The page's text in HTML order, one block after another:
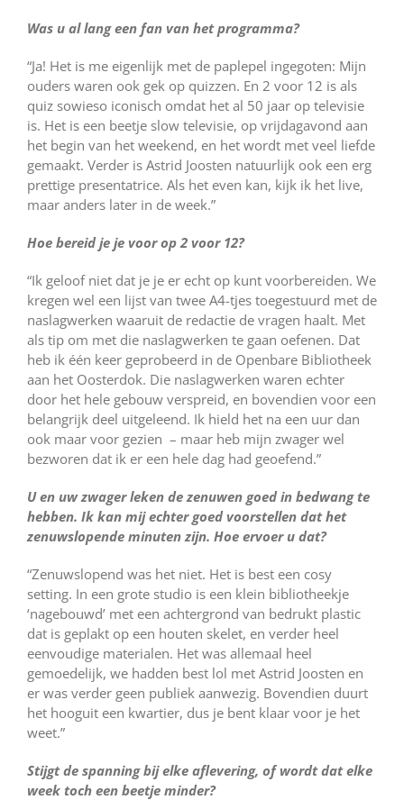
Was u al lang een fan van het programma?
“Ja! Het is me eigenlijk met de paplepel ingegoten: Mijn
ouders waren ook gek op quizzen. En 2 voor 12 is als
quiz sowieso iconisch omdat het al 50 jaar op televisie
is. Het is een beetje slow televisie, op vrijdagavond aan
het begin van het weekend, en het wordt met veel liefde
gemaakt. Verder is Astrid Joosten natuurlijk ook een erg
prettige presentatrice. Als het even kan, kijk ik het live,
maar anders later in de week.”
Hoe bereid je je voor op 2 voor 12?
“Ik geloof niet dat je je er echt op kunt voorbereiden. We
kregen wel een lijst van twee A4-tjes toegestuurd met de
naslagwerken waaruit de redactie de vragen haalt. Met
als tip om met die naslagwerken te gaan oefenen. Dat
heb ik één keer geprobeerd in de Openbare Bibliotheek
aan het Oosterdok. Die naslagwerken waren echter
door het hele gebouw verspreid, en bovendien voor een
belangrijk deel uitgeleend. Ik hield het na een uur dan
ook maar voor gezien – maar heb mijn zwager wel
bezworen dat ik er een hele dag had geoefend.”
U en uw zwager leken de zenuwen goed in bedwang te
hebben. Ik kan mij echter goed voorstellen dat het
zenuwslopende minuten zijn. Hoe ervoer u dat?
“Zenuwslopend was het niet. Het is best een cosy
setting. In een grote studio is een klein bibliotheekje
‘nagebouwd’ met een achtergrond van bedrukt plastic
dat is geplakt op een houten skelet, en verder heel
eenvoudige materialen. Het was allemaal heel
gemoedelijk, we hadden best lol met Astrid Joosten en
er was verder geen publiek aanwezig. Bovendien duurt
het hooguit een kwartier, dus je bent klaar voor je het
weet.”
Stijgt de spanning bij elke aflevering, of wordt dat elke
week toch een beetje minder?